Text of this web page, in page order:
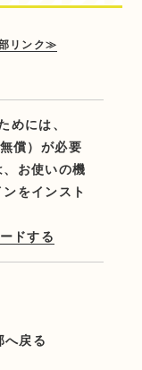
リンク≫
めには、
償）が必要
お使いの機
をインスト
ドする
へ戻る